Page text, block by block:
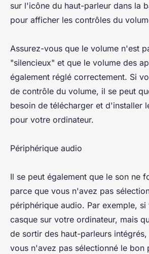
sur l'icône du haut-parleur dans la
pour afficher les contrôles du
Assurez-vous que le volume n'est
"silencieux" et que le volume des
également réglé correctement. Si
de contrôle du volume, il se peut
besoin de télécharger et d'installer
pour votre ordinateur.
Périphérique audio
Il se peut également que le son ne
parce que vous n'avez pas
périphérique audio. Par exemple,
casque sur votre ordinateur, mais
de sortir des haut-parleurs
vous n'avez pas sélectionné le bon